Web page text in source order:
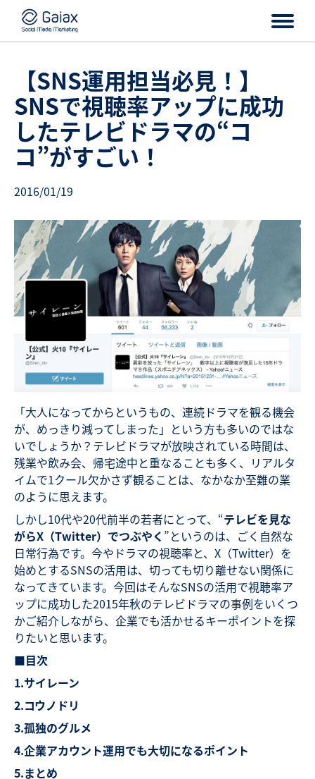
【SNS運用担当必見！】
SNSで視聴率アップに成功
したテレビドラマの“コ
コ”がすごい！
2016/01/19
「大人になってからというもの、連続ドラマを観る機会
が、めっきり減ってしまった」という方も多いのではな
いでしょうか？テレビドラマが放映されている時間は、
残業や飲み会、帰宅途中と重なることも多く、リアルタ
イムで1クール欠かさず観ることは、なかなか至難の業
のように思えます。
しかし10代や20代前半の若者にとって、“テレビを見な
がらX（Twitter）でつぶやく ”というのは、ごく自然な
日常行為です。今やドラマの視聴率と、X（Twitter）を
始めとするSNSの活用は、切っても切り離せない関係に
なってきています。今回はそんなSNSの活用で視聴率ア
ップに成功した2015年秋のテレビドラマの事例をいくつ
かご紹介しながら、企業でも活かせるキーポイントを探
りたいと思います。
■目次
1.サイレーン
2.コウノドリ
3.孤独のグルメ
4.企業アカウント運用でも大切になるポイント
5.まとめ